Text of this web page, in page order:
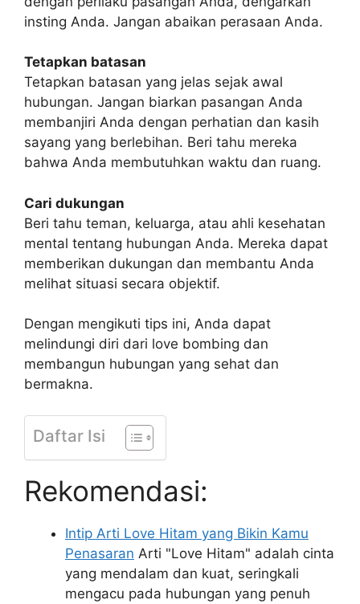
insting Anda. Jangan abaikan perasaan Anda.
Tetapkan batasan
Tetapkan batasan yang jelas sejak awal
hubungan. Jangan biarkan pasangan Anda
membanjiri Anda dengan perhatian dan kasih
sayang yang berlebihan. Beri tahu mereka
bahwa Anda membutuhkan waktu dan ruang.
Cari dukungan
Beri tahu teman, keluarga, atau ahli kesehatan
mental tentang hubungan Anda. Mereka dapat
memberikan dukungan dan membantu Anda
melihat situasi secara objektif.
Dengan mengikuti tips ini, Anda dapat
melindungi diri dari love bombing dan
membangun hubungan yang sehat dan
bermakna.
Daftar Isi
Rekomendasi:
Intip Arti Love Hitam yang Bikin Kamu
Penasaran Arti "Love Hitam" adalah cinta
yang mendalam dan kuat, seringkali
mengacu pada hubungan yang penuh